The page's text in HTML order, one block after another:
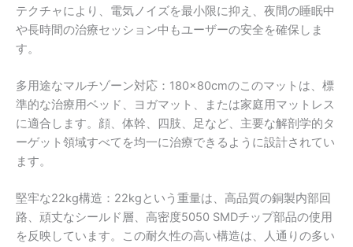
テクチャにより、電気ノイズを最小限に抑え、夜間の睡眠中
や長時間の治療セッション中もユーザーの安全を確保しま
す。
多用途なマルチゾーン対応：180×80cmのこのマットは、標
準的な治療用ベッド、ヨガマット、または家庭用マットレス
に適合します。顔、体幹、四肢、足など、主要な解剖学的タ
ーゲット領域すべてを均一に治療できるように設計されてい
ます。
堅牢な22kg構造：22kgという重量は、高品質の銅製内部回
路、頑丈なシールド層、高密度5050 SMDチップ部品の使用
を反映しています。この耐久性の高い構造は、人通りの多い